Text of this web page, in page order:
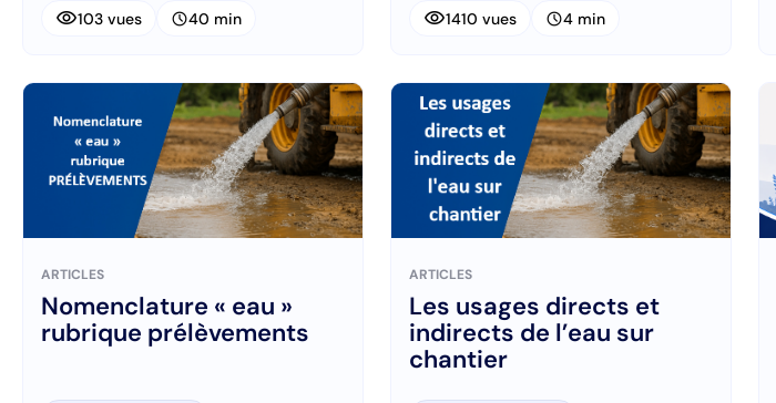
visibility103 vues schedule40 min visibility1410 vues schedule4 min
ARTICLES
Nomenclature « eau »
rubrique prélèvements
ARTICLES
Les usages directs et
indirects de l’eau sur
chantier